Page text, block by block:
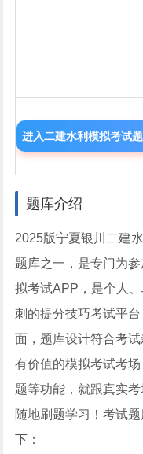
进入二建水利模拟考试
题库介绍
2025版宁夏银川二建
题库之一，是专门为
拟考试APP，是个人
刺的提分技巧考试平
面，题库设计符合考
有价值的模拟考试考
题等功能，就跟真实
随地刷题学习！考试
下：